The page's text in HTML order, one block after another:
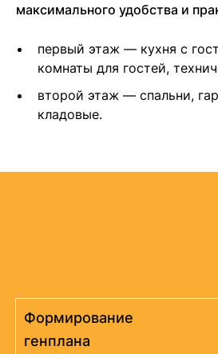
максимального удобства и
первый этаж — кухня с
комнаты для гостей,
второй этаж — спальни,
кладовые.
Формирование
генплана